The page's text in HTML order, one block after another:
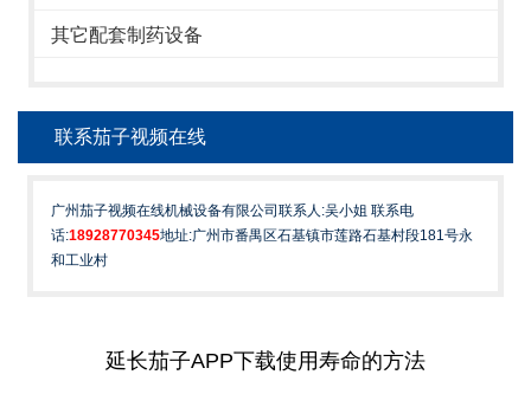
其它配套制药设备
联系茄子视频在线
广州茄子视频在线机械设备有限公司联系人:吴小姐 联系电
话:18928770345地址:广州市番禺区石基镇市莲路石基村段181号永
和工业村
延长茄子APP下载使用寿命的方法